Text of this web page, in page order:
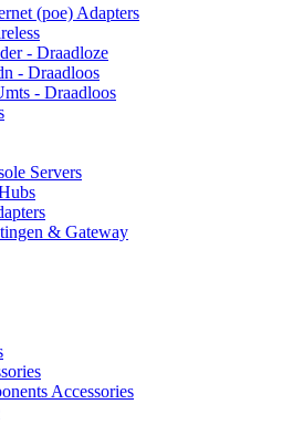
(poe) Adapters
- Draadloze
- Draadloos
- Draadloos
Servers
& Gateway
Accessories